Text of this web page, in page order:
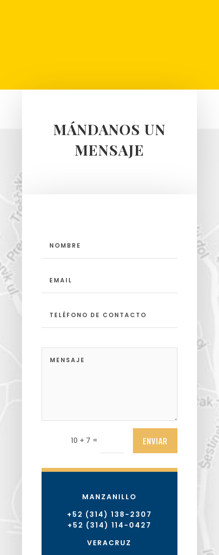
MÁNDANOS UN
MENSAJE
10 + 7 = ENVIAR
MANZANILLO
+52 (314) 138-2307
+52 (314) 114-0427
VERACRUZ